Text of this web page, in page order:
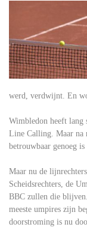
werd, verdwijnt. En
Wimbledon heeft lang
Line Calling. Maar na
betrouwbaar genoeg
Maar nu de
Scheidsrechters, de
BBC zullen die
meeste umpires zijn
doorstroming is nu